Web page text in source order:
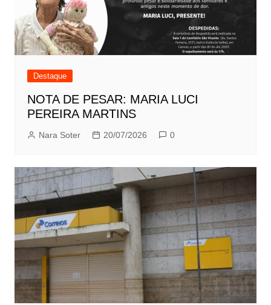
Destaque
NOTA DE PESAR: MARIA LUCI
PEREIRA MARTINS
Nara Soter 20/07/2026 0